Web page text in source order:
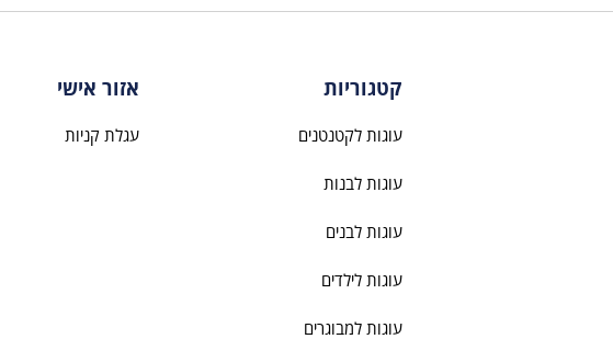
קטגוריות
עוגות לקטנטנים
עוגות לבנות
עוגות לבנים
עוגות לילדים
עוגות למבוגרים
אזור אישי
עגלת קניות